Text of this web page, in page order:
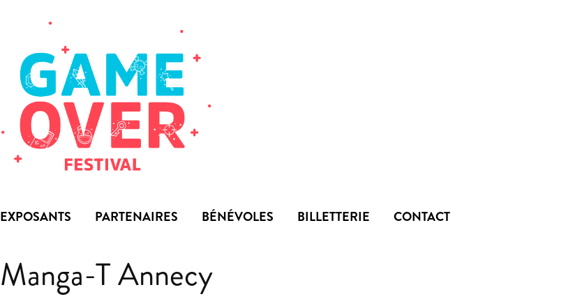
EXPOSANTS PARTENAIRES BÉNÉVOLES BILLETTERIE CONTACT
Manga-T Annecy